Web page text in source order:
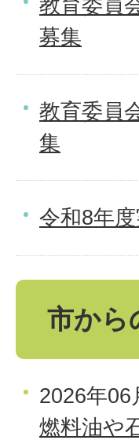
募集
教育委員
集
令和8年
市から
2026年06
燃料油や